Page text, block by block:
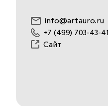
info@artauro.ru
+7 (499) 703-43-41
Сайт